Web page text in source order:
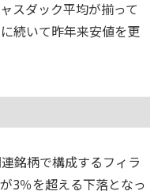
スダック平均が揃って
続いて昨年来安値を更
銘柄で構成するフィラ
3％を超える下落となっ